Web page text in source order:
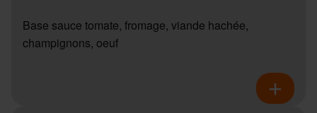
Base sauce tomate, fromage, viande hachée,
champignons, oeuf